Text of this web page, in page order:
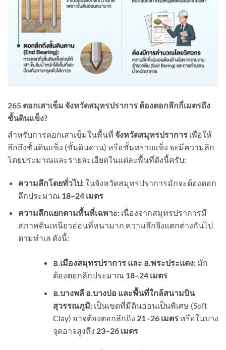
265 ตอกเสาเข็ม จังหวัดสมุทรปราการ ต้องตอกลึกกี่เมตรถึง
ชั้นดินแข็ง?
สำหรับการตอกเสาเข็มในพื้นที่ จังหวัดสมุทรปราการ เพื่อให้
ลึกถึงชั้นดินแข็ง (ชั้นดินดาน) หรือชั้นทรายแข็ง จะมีความลึก
โดยประมาณและรายละเอียดในแต่ละพื้นที่ดังนี้ครับ:
ความลึกโดยทั่วไป:ในจังหวัดสมุทรปราการมักจะต้องตอก
ลึกประมาณ 18–24 เมตร
ความลึกแยกตามพื้นที่เฉพาะ:เนื่องจากสมุทรปราการมี
สภาพดินเหนียวอ่อนที่หนามาก ความลึกจึงแตกต่างกันไป
ตามทำเล ดังนี้:
อ.เมืองสมุทรปราการ และ อ.พระประแดง:มัก
ต้องตอกลึกประมาณ 18–24 เมตร
อ.บางพลี อ.บางบ่อ และพื้นที่ใกล้สนามบิน
สุวรรณภูมิ:เป็นเขตที่มีดินอ่อนเป็นพิเศษ (Soft
Clay) อาจต้องตอกลึกถึง 21–26 เมตรหรือในบาง
จุดอาจสูงถึง 23–26 เมตร